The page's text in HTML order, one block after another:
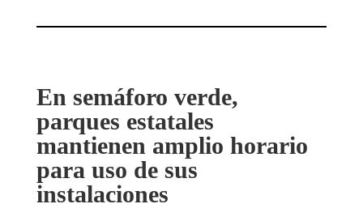
En semáforo verde,
parques estatales
mantienen amplio horario
para uso de sus
instalaciones